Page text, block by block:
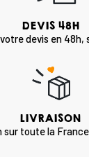
DEVIS 48H
devis en 48h,
LIVRAISON
sur toute la